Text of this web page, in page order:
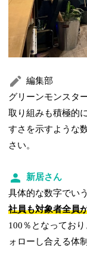
編集部
グリーンモンスタ
取り組みも積極的
すさを示すような
さい。
新居さん
具体的な数字でい
社員も対象者全員
100％となってお
ォローし合える体